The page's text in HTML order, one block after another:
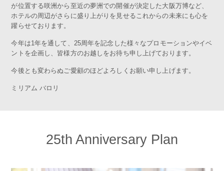
が位置する咲洲から至近の夢洲での開催が決定した大阪万博など、
ホテルの周辺がさらに盛り上がりを見せるこれからの未来にも心を
躍らせております。
今年は1年を通して、25周年を記念した様々なプロモーションやイベ
ントを企画し、皆様方のお越しをお待ち申し上げております。
今後とも変わらぬご愛顧のほどよろしくお願い申し上げます。
ミリアム バロリ
25th Anniversary Plan